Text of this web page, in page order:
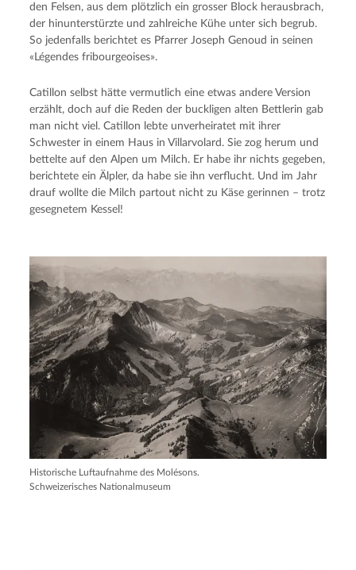
den Felsen, aus dem plötzlich ein grosser Block herausbrach,
der hinunterstürzte und zahlreiche Kühe unter sich begrub.
So jedenfalls berichtet es Pfarrer Joseph Genoud in seinen
«Légendes fri­bourgeoises».
Catillon selbst hätte vermutlich eine etwas andere Version
erzählt, doch auf die Reden der buckligen alten Bettlerin gab
man nicht viel. Catillon lebte unverheiratet mit ihrer
Schwester in einem Haus in Villarvolard. Sie zog herum und
bettelte auf den Alpen um Milch. Er habe ihr nichts gegeben,
berichtete ein Älpler, da habe sie ihn verflucht. Und im Jahr
drauf wollte die Milch partout nicht zu Käse gerinnen – trotz
gesegnetem Kessel!
Historische Luftaufnahme des Molésons.
Schweizerisches Nationalmuseum